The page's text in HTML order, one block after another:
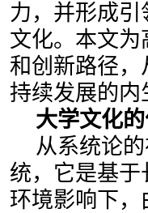
力，并形成
文化。本文
和创新路径，
持续发展的
大学文化
从系统论
统，它是基
环境影响下